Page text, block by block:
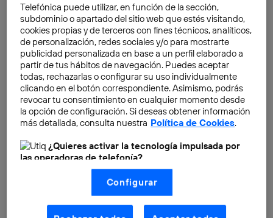
11 claves para proteger tu
privacidad en el iPhone
Daniel Poto Galán
Conviértete en superhéroe: 7
cosas que NO haces y con las
Daniel Poto Galán
SAM, el robot que, a pesar de
colocar 3.000 ladrillos al día,
Telefónica puede utilizar, en función de la sección,
subdominio o apartado del sitio web que estés visitando,
cookies propias y de terceros con fines técnicos, analíticos,
de personalización, redes sociales y/o para mostrarte
publicidad personalizada en base a un perfil elaborado a
partir de tus hábitos de navegación. Puedes aceptar
todas, rechazarlas o configurar su uso individualmente
clicando en el botón correspondiente. Asimismo, podrás
revocar tu consentimiento en cualquier momento desde
la opción de configuración. Si deseas obtener información
más detallada, consulta nuestra Política de Cookies.
¿Quieres activar la tecnología impulsada por
las operadoras de telefonía?
Nosotros, Telefónica S.A., utilizamos la tecnología Utiq para
realizar nuestras acciones de marketing digital o análisis
(como se describe en este aviso de consentimiento)
basadas en tu navegación en nuestra(s) web(s)
aquí (solo cuando utilizas una conexión a
Configurar